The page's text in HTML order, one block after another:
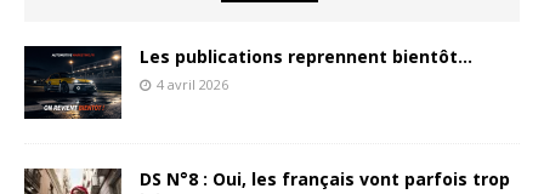
Les publications reprennent bientôt…
4 avril 2026
DS N°8 : Oui, les français vont parfois trop